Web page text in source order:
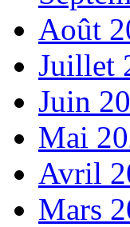
Août
Juillet
Juin
Mai
Avril
Mars